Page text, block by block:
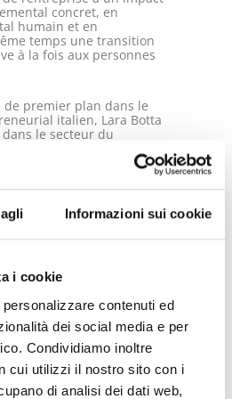
Informazioni sui cookie
i cookie
contenuti ed
dei social media e per
Condividiamo inoltre
cui utilizzi il nostro sito con i
di analisi dei dati web,
concret, en
humain et en
temps une transition
à la fois aux personnes
de premier plan dans le
italien, Lara Botta
le secteur du
qui combine innovation,
environnementale.
liste ne représente pas
individuelle, mais
croissante de
du e-commerce
ici :